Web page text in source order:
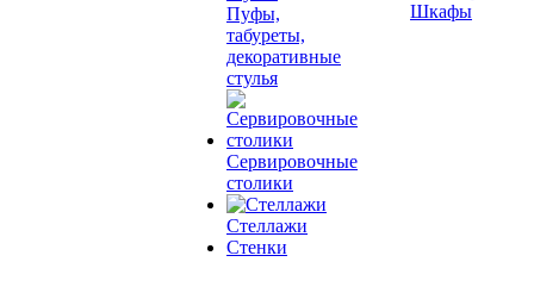
Пуфы,
табуреты,
декоративные
стулья
Сервировочные
столики
Стеллажи
Стенки
Шкафы